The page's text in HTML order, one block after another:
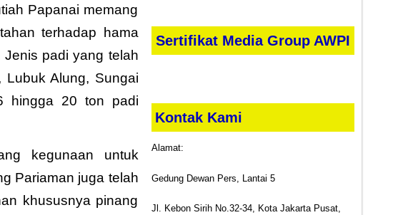
Papanai memang
terhadap hama
padi yang telah
Alung, Sungai
hingga 20 ton padi
kegunaan untuk
Pariaman juga telah
khususnya pinang
Sertifikat Media Group AWPI
Kontak Kami
Alamat:
Gedung Dewan Pers, Lantai 5
Jl. Kebon Sirih No.32-34, Kota Jakarta Pusat,